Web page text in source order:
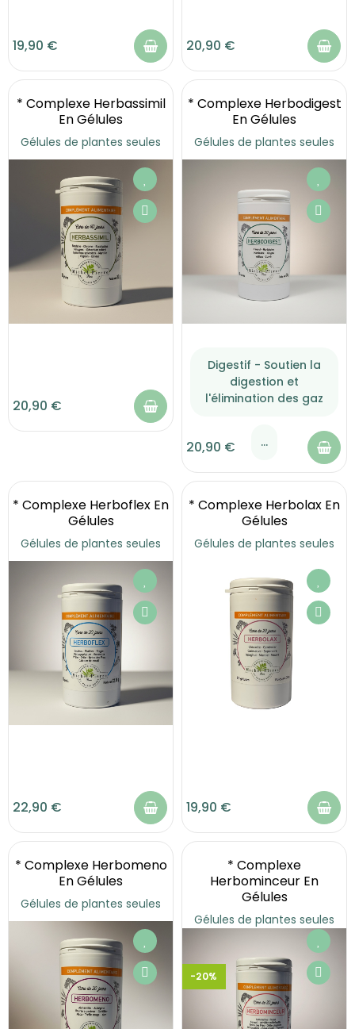
19,90 € 20,90 €
* Complexe Herbassimil
En Gélules
Gélules de plantes seules
20,90 €
* Complexe Herbodigest
En Gélules
Gélules de plantes seules
Digestif - Soutien la
digestion et
l'élimination des gaz
...
20,90 €
* Complexe Herboflex En
Gélules
Gélules de plantes seules
22,90 €
* Complexe Herbolax En
Gélules
Gélules de plantes seules
19,90 €
* Complexe Herbomeno
En Gélules
Gélules de plantes seules
* Complexe
Herbominceur En
Gélules
Gélules de plantes seules
-20%